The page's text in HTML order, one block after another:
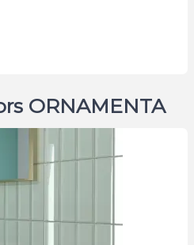
ORNAMENTA